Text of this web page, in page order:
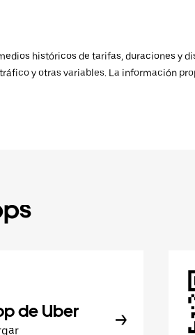
históricos de tarifas, duraciones y
y otras variables. La información
de Uber